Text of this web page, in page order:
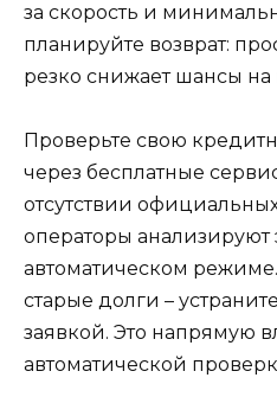
за скорость и
планируйте возврат:
резко снижает шансы
Проверьте свою
через бесплатные
отсутствии
операторы анализируют
автоматическом режиме.
старые долги –
заявкой. Это напрямую
автоматической